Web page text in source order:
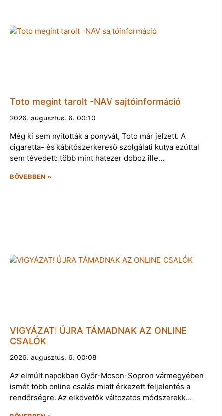
Toto megint tarolt -NAV sajtóinformáció
2026. augusztus. 6. 00:10
Még ki sem nyitották a ponyvát, Toto már jelzett. A
cigaretta- és kábítószerkereső szolgálati kutya ezúttal
sem tévedett: több mint hatezer doboz ille…
BŐVEBBEN »
VIGYÁZAT! ÚJRA TÁMADNAK AZ ONLINE
CSALÓK
2026. augusztus. 6. 00:08
Az elmúlt napokban Győr-Moson-Sopron vármegyében
ismét több online csalás miatt érkezett feljelentés a
rendőrségre. Az elkövetők változatos módszerekk…